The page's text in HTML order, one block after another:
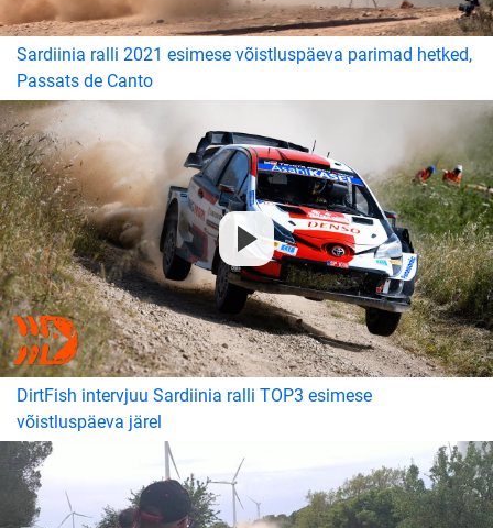
Sardiinia ralli 2021 esimese võistluspäeva parimad hetked,
Passats de Canto
DirtFish intervjuu Sardiinia ralli TOP3 esimese
võistluspäeva järel